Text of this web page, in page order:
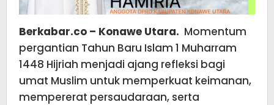
Berkabar.co – Konawe Utara. Momentum
pergantian Tahun Baru Islam 1 Muharram
1448 Hijriah menjadi ajang refleksi bagi
umat Muslim untuk memperkuat keimanan,
mempererat persaudaraan, serta